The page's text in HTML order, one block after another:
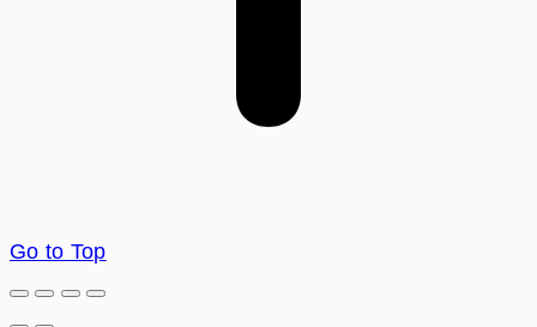
Go to Top